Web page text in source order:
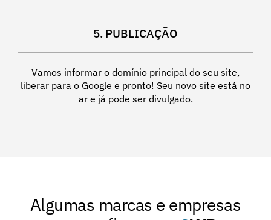
5. PUBLICAÇÃO
Vamos informar o domínio principal do seu site,
liberar para o Google e pronto! Seu novo site está no
ar e já pode ser divulgado.
Algumas marcas e empresas